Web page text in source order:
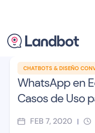
CHATBOTS & DISEÑO
WhatsApp en
Casos de Uso
FEB 7, 2020 |